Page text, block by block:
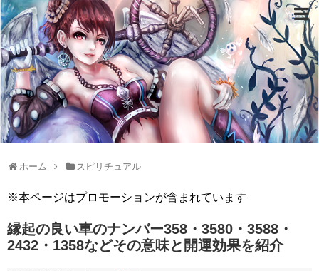
ホーム スピリチュアル
※本ページはプロモーションが含まれています
縁起の良い車のナンバー358・3580・3588・
2432・1358などその意味と開運効果を紹介